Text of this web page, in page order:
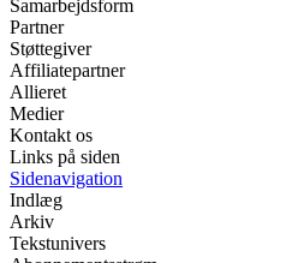
Samarbejdsform
Partner
Støttegiver
Affiliatepartner
Allieret
Medier
Kontakt os
Links på siden
Sidenavigation
Indlæg
Arkiv
Tekstunivers